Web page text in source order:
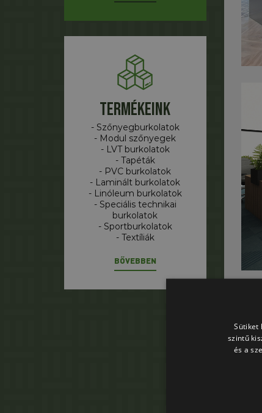
Termékeink
- Szőnyegburkolatok
- Modul szőnyegek
- LVT burkolatok
- Tapéták
- PVC burkolatok
- Laminált burkolatok
- Linóleum burkolatok
- Speciális technikai
burkolatok
- Sportburkolatok
- Textíliák
BŐVEBBEN
Sütiket
szintű
és a